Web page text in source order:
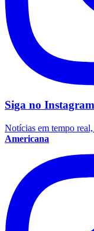
Siga no Instagram
Notícias em tempo
Americana